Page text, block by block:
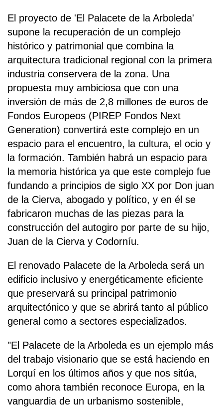
El proyecto de 'El Palacete de la Arboleda'
supone la recuperación de un complejo
histórico y patrimonial que combina la
arquitectura tradicional regional con la primera
industria conservera de la zona. Una
propuesta muy ambiciosa que con una
inversión de más de 2,8 millones de euros de
Fondos Europeos (PIREP Fondos Next
Generation) convertirá este complejo en un
espacio para el encuentro, la cultura, el ocio y
la formación. También habrá un espacio para
la memoria histórica ya que este complejo fue
fundando a principios de siglo XX por Don juan
de la Cierva, abogado y político, y en él se
fabricaron muchas de las piezas para la
construcción del autogiro por parte de su hijo,
Juan de la Cierva y Codorníu.
El renovado Palacete de la Arboleda será un
edificio inclusivo y energéticamente eficiente
que preservará su principal patrimonio
arquitectónico y que se abrirá tanto al público
general como a sectores especializados.
"El Palacete de la Arboleda es un ejemplo más
del trabajo visionario que se está haciendo en
Lorquí en los últimos años y que nos sitúa,
como ahora también reconoce Europa, en la
vanguardia de un urbanismo sostenible,